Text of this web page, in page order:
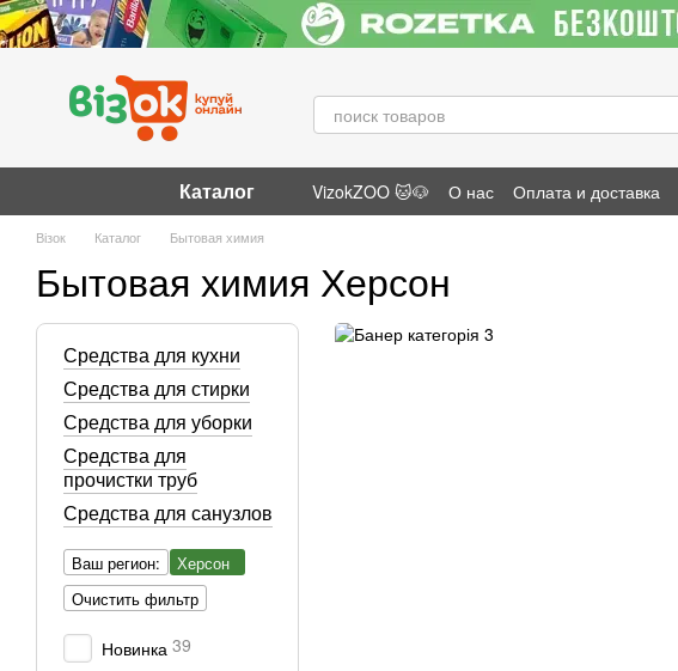
Перейти к основному контенту
Каталог VizokZOO 🐱🐶 О нас Оплата и доставка
Отзывы о магазине
Візок Каталог Бытовая химия
Бытовая химия Херсон
Средства для кухни
Средства для стирки
Средства для уборки
Средства для
прочистки труб
Средства для санузлов
Ваш регион:
Херсон
Очистить фильтр
Новинка 39